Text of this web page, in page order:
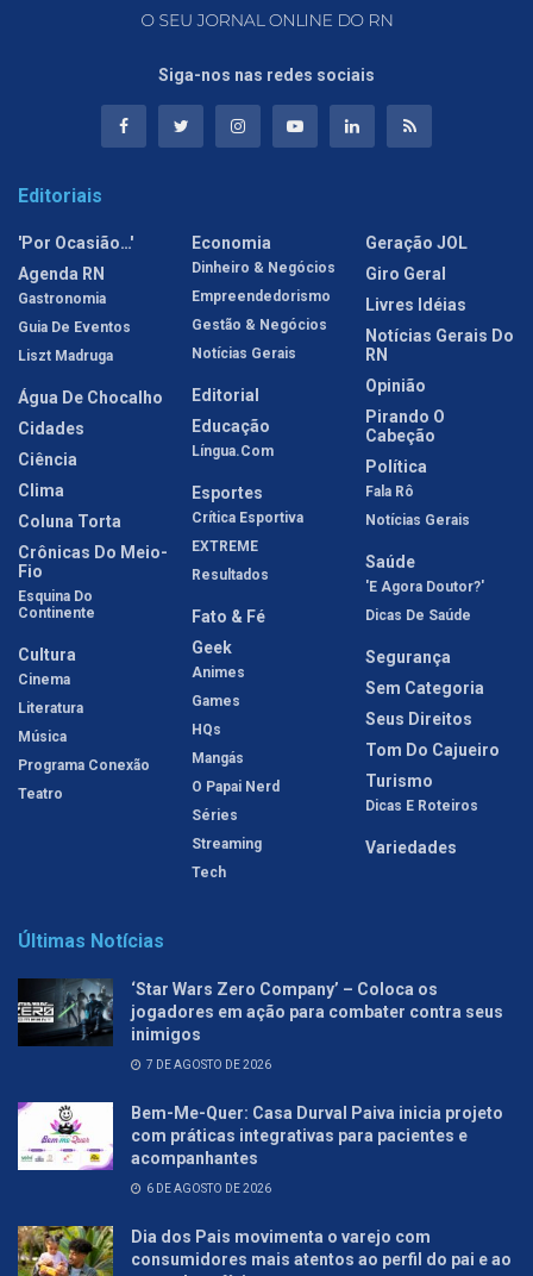
Siga-nos nas redes sociais
Editoriais
'Por Ocasião…'
Agenda RN
Gastronomia
Guia De Eventos
Liszt Madruga
Água De Chocalho
Cidades
Ciência
Clima
Coluna Torta
Crônicas Do Meio-
Fio
Esquina Do
Continente
Cultura
Cinema
Literatura
Música
Programa Conexão
Teatro
Economia
Dinheiro & Negócios
Empreendedorismo
Gestão & Negócios
Notícias Gerais
Editorial
Educação
Língua.com
Esportes
Crítica Esportiva
EXTREME
Resultados
Fato & Fé
Geek
Animes
Games
HQs
Mangás
O Papai Nerd
Séries
Streaming
Tech
Geração JOL
Giro Geral
Livres Idéias
Notícias Gerais Do
RN
Opinião
Pirando O
Cabeção
Política
Fala Rô
Notícias Gerais
Saúde
'E Agora Doutor?'
Dicas De Saúde
Segurança
Sem Categoria
Seus Direitos
Tom Do Cajueiro
Turismo
Dicas E Roteiros
Variedades
Últimas Notícias
‘Star Wars Zero Company’ – Coloca os
jogadores em ação para combater contra seus
inimigos
7 DE AGOSTO DE 2026
Bem-Me-Quer: Casa Durval Paiva inicia projeto
com práticas integrativas para pacientes e
acompanhantes
6 DE AGOSTO DE 2026
Dia dos Pais movimenta o varejo com
consumidores mais atentos ao perfil do pai e ao